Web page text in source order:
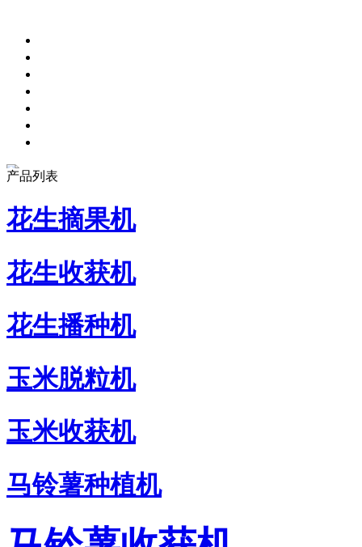
产品列表
花生摘果机
花生收获机
花生播种机
玉米脱粒机
玉米收获机
马铃薯种植机